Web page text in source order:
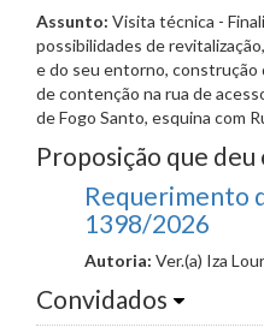
Assunto: Visita técnica -
possibilidades de
e do seu entorno, construção
de contenção na rua de
de Fogo Santo, esquina com
Proposição que
Requerimento
1398/2026
Autoria: Ver.(a) Iza
Convidados